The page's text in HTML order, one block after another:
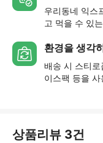
우리동네 익스
고 먹을 수 있
환경을 생각
배송 시 스티
이스팩 등을
상품리뷰 3건